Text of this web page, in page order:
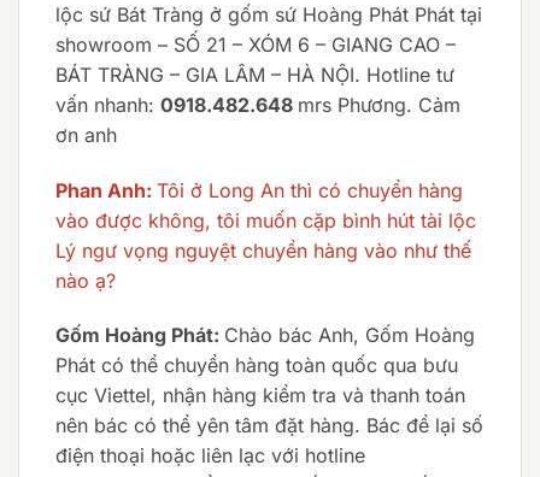
lộc sứ Bát Tràng ở gốm sứ Hoàng Phát Phát tại
showroom – SỐ 21 – XÓM 6 – GIANG CAO –
BÁT TRÀNG – GIA LÂM – HÀ NỘI. Hotline tư
vấn nhanh: 0918.482.648 mrs Phương. Cảm
ơn anh
Phan Anh: Tôi ở Long An thì có chuyển hàng
vào được không, tôi muốn cặp bình hút tài lộc
Lý ngư vọng nguyệt chuyển hàng vào như thế
nào ạ?
Gốm Hoàng Phát: Chào bác Anh, Gốm Hoàng
Phát có thể chuyển hàng toàn quốc qua bưu
cục Viettel, nhận hàng kiểm tra và thanh toán
nên bác có thể yên tâm đặt hàng. Bác để lại số
điện thoại hoặc liên lạc với hotline